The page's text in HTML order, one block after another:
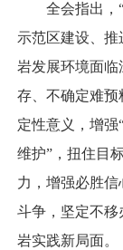
全会指出，“
示范区建设、
岩发展环境面
存、不确定难预
定性意义，增强
维护”，扭住目
力，增强必胜
斗争，坚定不移
岩实践新局面。